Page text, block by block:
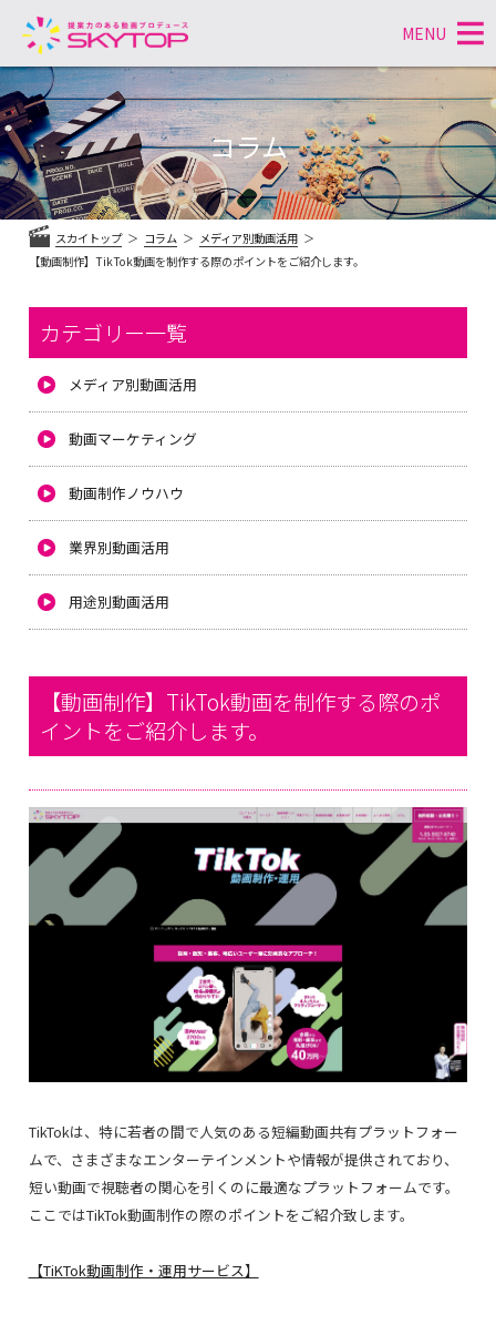
コ
ン
テ
ン
ツ
へ
ス
MENU
コラム
スカイトップ コラム
メディア別動画活用
【動画制作】TikTok動画を制作する際のポイントをご紹介します。
カテゴリー一覧
メディア別動画活用
動画マーケティング
動画制作ノウハウ
業界別動画活用
用途別動画活用
【動画制作】TikTok動画を制作する際のポ
イントをご紹介します。
TikTokは、特に若者の間で人気のある短編動画共有プラットフォー
ムで、さまざまなエンターテインメントや情報が提供されており、
短い動画で視聴者の関心を引くのに最適なプラットフォームです。
ここではTikTok動画制作の際のポイントをご紹介致します。
【TiKTok動画制作・運用サービス】